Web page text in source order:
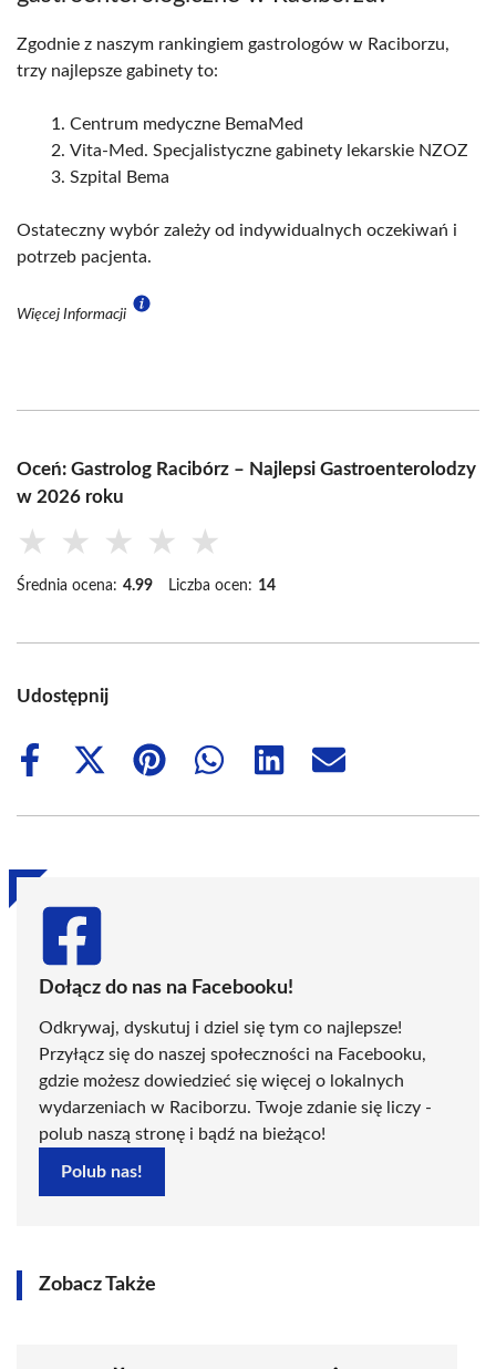
Zgodnie z naszym rankingiem gastrologów w Raciborzu,
trzy najlepsze gabinety to:
Centrum medyczne BemaMed
Vita-Med. Specjalistyczne gabinety lekarskie NZOZ
Szpital Bema
Ostateczny wybór zależy od indywidualnych oczekiwań i
potrzeb pacjenta.
Więcej Informacji
Oceń: Gastrolog Racibórz – Najlepsi Gastroenterolodzy
w 2026 roku
★ ★ ★ ★ ★
Średnia ocena: 4.99 Liczba ocen: 14
Udostępnij
Share
Share
(Twitter)
Share
Share
Share
Share
Dołącz do nas na Facebooku!
Odkrywaj, dyskutuj i dziel się tym co najlepsze!
Przyłącz się do naszej społeczności na Facebooku,
gdzie możesz dowiedzieć się więcej o lokalnych
wydarzeniach w Raciborzu. Twoje zdanie się liczy -
polub naszą stronę i bądź na bieżąco!
Polub nas!
Zobacz Także